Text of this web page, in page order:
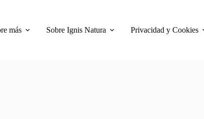
más Sobre Ignis Natura Privacidad y Cookies